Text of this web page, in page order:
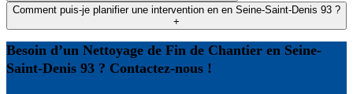
Comment puis-je planifier une intervention en en Seine-Saint-Denis 93 ?
+
Besoin d’un Nettoyage de Fin de Chantier en Seine-
Saint-Denis 93 ? Contactez-nous !